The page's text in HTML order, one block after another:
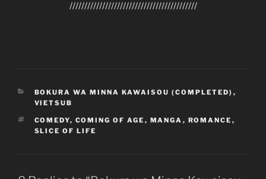
///////////////////////////////////////////
CATEGORIES
BOKURA WA MINNA KAWAISOU (COMPLETED) ,
VIETSUB
TAGS
COMEDY, COMING OF AGE , MANGA , ROMANCE ,
SLICE OF LIFE